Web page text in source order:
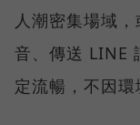
人潮密集場域
音、傳送 LINE
定流暢，不因環